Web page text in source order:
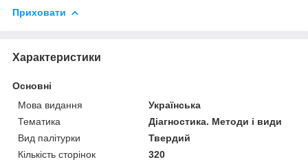
Приховати
Характеристики
Основні
Мова видання
Українська
Тематика
Діагностика. Методи і види
Вид палітурки
Твердий
Кількість сторінок
320